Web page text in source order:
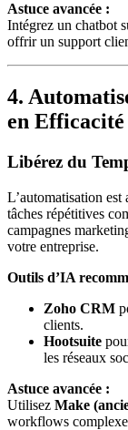
Astuce avancée :
Intégrez un chatbot
offrir un support
4.
en Efficacité
Libérez du
L’automatisation
tâches répétitives
campagnes
votre entreprise.
Outils d’IA
Zoho CRM
clients.
Hootsuite
les réseaux
Astuce avancée :
Utilisez Make
workflows